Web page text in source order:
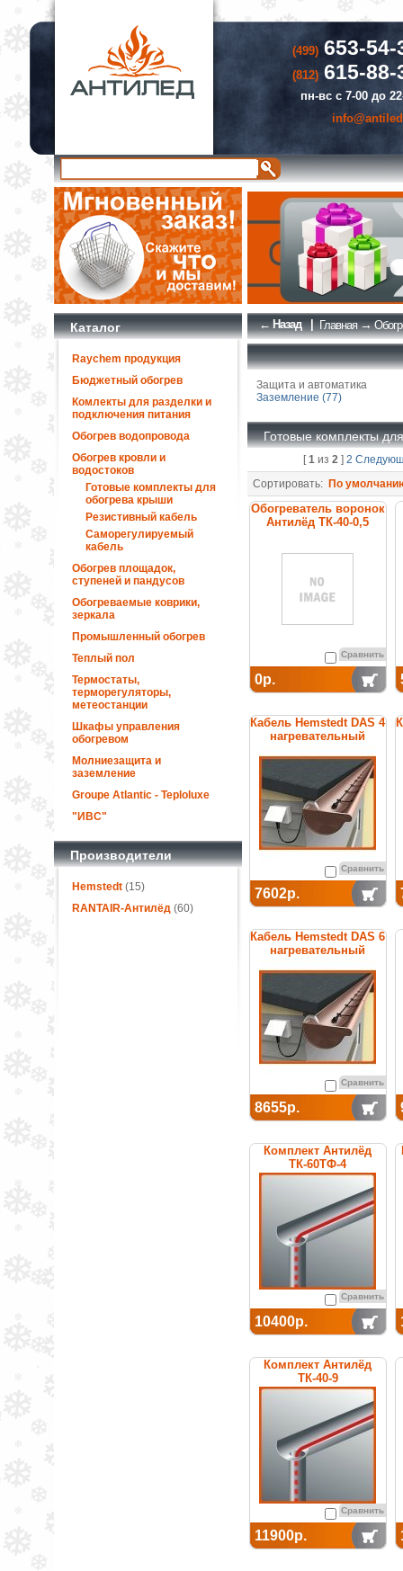
(499)653-54-
(812)615-88-
пн-вс с 7-00 до
Каталог
Raychem продукция
Бюджетный обогрев
Комлекты для разделки и
подключения питания
Обогрев водопровода
Обогрев кровли и
водостоков
Готовые комплекты для
обогрева крыши
Резистивный кабель
Саморегулируемый
кабель
Обогрев площадок,
ступеней и пандусов
Обогреваемые коврики,
зеркала
Промышленный обогрев
Теплый пол
Термостаты,
терморегуляторы,
метеостанции
Шкафы управления
обогревом
Молниезащита и
заземление
Groupe Atlantic - Teploluxe
"ИВС"
Производители
Hemstedt(15)
RANTAIR-Антилёд(60)
← Назад | Главная→
Защита и автоматика
Заземление (77)
Готовые комплекты
[1из 2] 2
Сортировать: По
Обогреватель воронок
Антилёд ТК-40-0,5
Сравнить
0р.
Кабель Hemstedt DAS 4
нагревательный
Сравнить
7602р.
Кабель Hemstedt DAS 6
нагревательный
Сравнить
8655р.
Комплект Антилёд
ТК-60ТФ-4
Сравнить
10400р.
Комплект Антилёд
ТК-40-9
Сравнить
11900р.